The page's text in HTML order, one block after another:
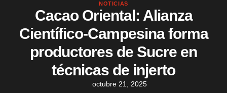
NOTICIAS
Cacao Oriental: Alianza
Científico-Campesina forma
productores de Sucre en
técnicas de injerto
octubre 21, 2025